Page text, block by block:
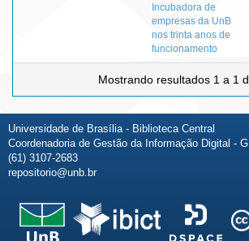
Incubadora de
empresas da UnB
nos trinta anos de
funcionamento
Mostrando resultados 1 a 1
Universidade de Brasília - Biblioteca Central
Coordenadoria de Gestão da Informação Digital -
(61) 3107-2683
repositorio@unb.br